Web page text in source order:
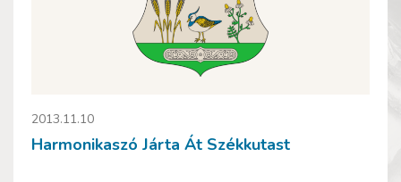
2013.11.10
Harmonikaszó Járta Át Székkutast